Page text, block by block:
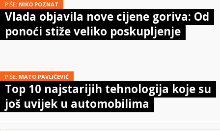
PIŠE: NIKO POZNAT
Vlada objavila nove cijene goriva: Od
ponoći stiže veliko poskupljenje
PIŠE: MATO PAVLIČEVIĆ
Top 10 najstarijih tehnologija koje su
još uvijek u automobilima